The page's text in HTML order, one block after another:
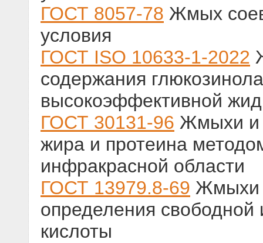
ГОСТ 8057-78 Жмых
условия
ГОСТ ISO 10633-1-2022
содержания
высокоэффективной
ГОСТ 30131-96 Жмыхи и
жира и протеина
инфракрасной области
ГОСТ 13979.8-69 Жмыхи
определения свободной
кислоты